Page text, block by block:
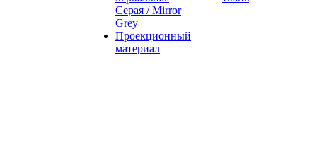
Серая / Mirror
Grey
Проекционный
материал